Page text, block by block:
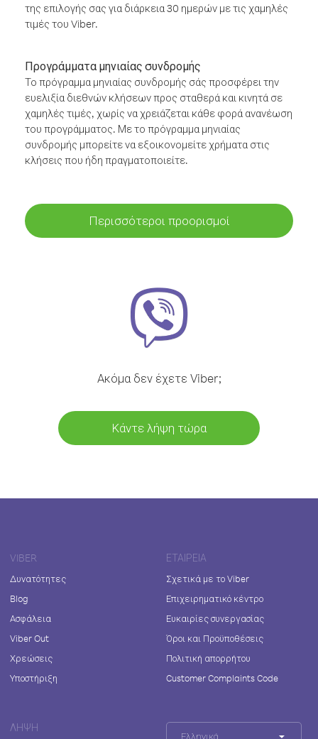
της επιλογής σας για διάρκεια 30 ημερών με τις χαμηλές
τιμές του Viber.
Προγράμματα μηνιαίας συνδρομής
Το πρόγραμμα μηνιαίας συνδρομής σάς προσφέρει την
ευελιξία διεθνών κλήσεων προς σταθερά και κινητά σε
χαμηλές τιμές, χωρίς να χρειάζεται κάθε φορά ανανέωση
του προγράμματος. Με το πρόγραμμα μηνιαίας
συνδρομής μπορείτε να εξοικονομείτε χρήματα στις
κλήσεις που ήδη πραγματοποιείτε.
Περισσότεροι προορισμοί
Ακόμα δεν έχετε Viber;
Κάντε λήψη τώρα
VIBER
Δυνατότητες
Blog
Ασφάλεια
Viber Out
Χρεώσεις
Υποστήριξη
ΕΤΑΙΡΕΊΑ
Σχετικά με το Viber
Επιχειρηματικό κέντρο
Ευκαιρίες συνεργασίας
Όροι και Προϋποθέσεις
Πολιτική απορρήτου
Customer Complaints Code
ΛΉΨΗ
Ελληνικά